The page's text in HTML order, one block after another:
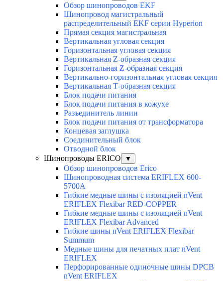
Обзор шинопроводов EKF
Шинопровод магистральный
распределительный EKF серии Hyperion
Прямая секция магистральная
Вертикальная угловая секция
Горизонтальная угловая секция
Вертикальная Z-образная секция
Горизонтальная Z-образная секция
Вертикально-горизонтальная угловая секция
Вертикальная Т-образная секция
Блок подачи питания
Блок подачи питания в кожухе
Разъединитель линии
Блок подачи питания от трансформатора
Концевая заглушка
Соединительный блок
Отводной блок
Шинопроводы ERICO
▼
Обзор шинопроводов Erico
Шинопроводная система ERIFLEX 600-
5700A
Гибкие медные шины с изоляцией nVent
ERIFLEX Flexibar RED-COPPER
Гибкие медные шины с изоляцией nVent
ERIFLEX Flexibar Advanced
Гибкие шины nVent ERIFLEX Flexibar
Summum
Медные шины для печатных плат nVent
ERIFLEX
Перфорированные одиночные шины DPCB
nVent ERIFLEX